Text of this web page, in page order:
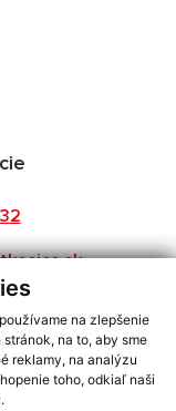
na zlepšenie
na to, aby sme
reklamy, na analýzu
toho, odkiaľ naši
s využitím RSS
stránok,web portál
registrácia domény